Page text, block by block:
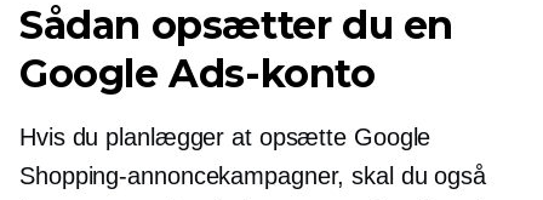
Sådan opsætter du en
Google Ads-konto
Hvis du planlægger at opsætte Google
Shopping-annoncekampagner, skal du også